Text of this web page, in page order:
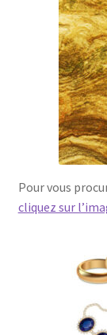
Pour vous
cliquez sur